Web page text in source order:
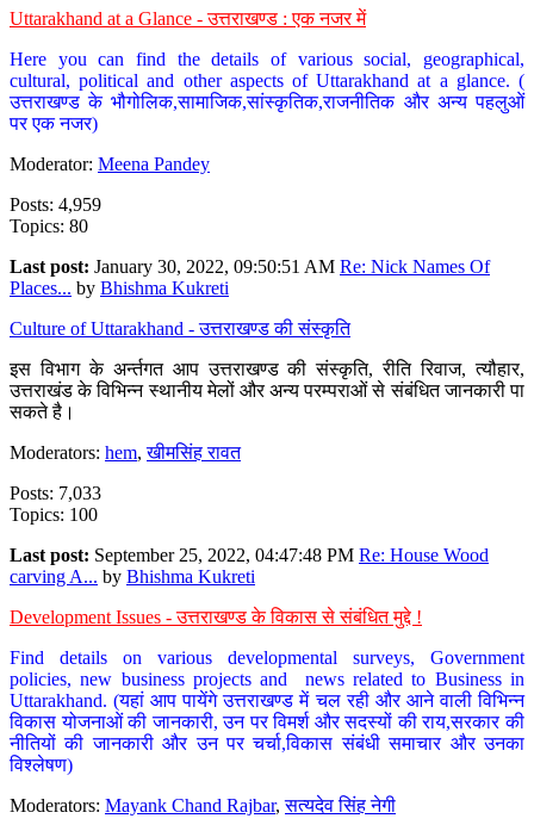
Uttarakhand at a Glance - उत्तराखण्ड : एक नजर में
Here you can find the details of various social, geographical,
cultural, political and other aspects of Uttarakhand at a glance. (
उत्तराखण्ड के भौगोलिक,सामाजिक,सांस्कृतिक,राजनीतिक और अन्य पहलुओं
पर एक नजर)
Moderator: Meena Pandey
Posts: 4,959
Topics: 80
Last post: January 30, 2022, 09:50:51 AM Re: Nick Names Of
Places... by Bhishma Kukreti
Culture of Uttarakhand - उत्तराखण्ड की संस्कृति
इस विभाग के अर्न्तगत आप उत्तराखण्ड की संस्कृति, रीति रिवाज, त्यौहार,
उत्तराखंड के विभिन्न स्थानीय मेलों और अन्य परम्पराओं से संबंधित जानकारी पा
सकते है।
Moderators: hem,खीमसिंह रावत
Posts: 7,033
Topics: 100
Last post: September 25, 2022, 04:47:48 PM Re: House Wood
carving A... by Bhishma Kukreti
Development Issues - उत्तराखण्ड के विकास से संबंधित मुद्दे !
Find details on various developmental surveys, Government
policies, new business projects and news related to Business in
Uttarakhand. (यहां आप पायेंगे उत्तराखण्ड में चल रही और आने वाली विभिन्न
विकास योजनाओं की जानकारी, उन पर विमर्श और सदस्यों की राय,सरकार की
नीतियों की जानकारी और उन पर चर्चा,विकास संबंधी समाचार और उनका
विश्लेषण)
Moderators: Mayank Chand Rajbar,सत्यदेव सिंह नेगी